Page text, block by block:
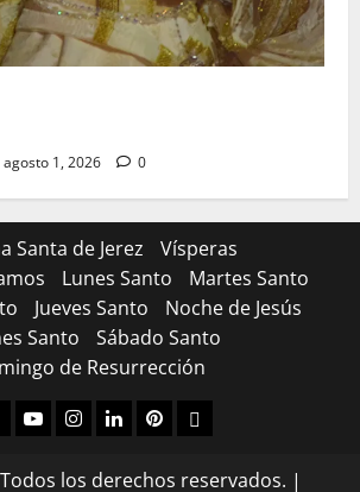
agosto 1, 2026 0
Santa de Jerez
Vísperas
Lunes Santo
Martes Santo
Jueves Santo
Noche de Jesús
Santo
Sábado Santo
de Resurrección
YoutubeInstagram
LinkedPinterestDribbble
los derechos reservados. |